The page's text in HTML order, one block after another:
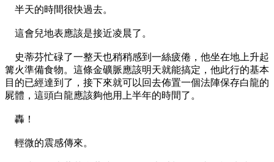
半天的時間很快過去。
這會兒地表應該是接近凌晨了。
史蒂芬忙碌了一整天也稍稍感到一絲疲倦，他坐在地上升起
篝火準備食物。這條金礦脈應該明天就能搞定，他此行的基本
目的已經達到了，接下來就可以回去佈置一個法陣保存白龍的
屍體，這頭白龍應該夠他用上半年的時間了。
轟！
輕微的震感傳來。